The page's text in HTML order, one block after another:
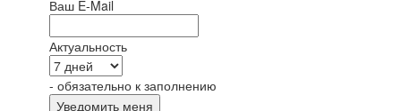
Ваш E-Mail
Актуальность
- обязательно к заполнению